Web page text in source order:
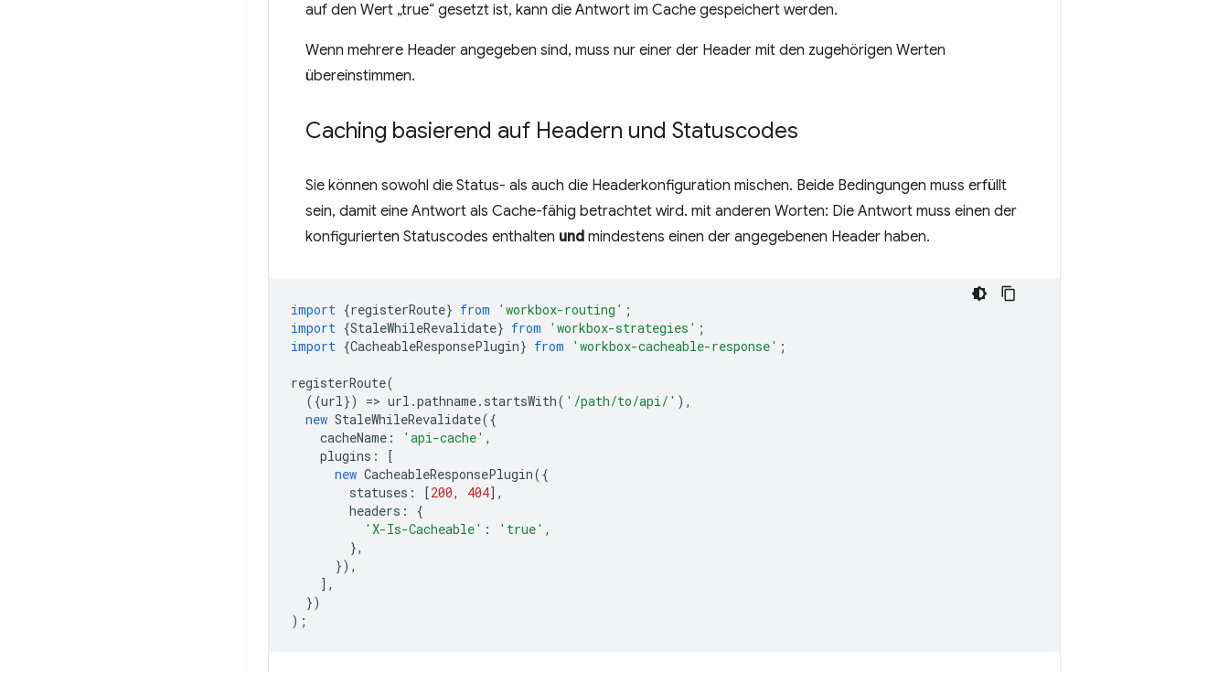
auf den Wert „true“ gesetzt ist, kann die Antwort im Cache gespeichert werden.
Wenn mehrere Header angegeben sind, muss nur einer der Header mit den zugehörigen Werten
übereinstimmen.
Caching basierend auf Headern und Statuscodes
Sie können sowohl die Status- als auch die Headerkonfiguration mischen. Beide Bedingungen muss erfüllt
sein, damit eine Antwort als Cache-fähig betrachtet wird. mit anderen Worten: Die Antwort muss einen der
konfigurierten Statuscodes enthalten und mindestens einen der angegebenen Header haben.
import {registerRoute} from 'workbox-routing' ;
import {StaleWhileRevalidate} from 'workbox-strategies' ;
import {CacheableResponsePlugin} from 'workbox-cacheable-response' ;
registerRoute(
({url}) => url .pathname. startsWith( '/path/to/api/' ),
new StaleWhileRevalidate({
cacheName : 'api-cache' ,
plugins :
[
new CacheableResponsePlugin({
statuses : [200, 404],
headers :
{
'X-Is-Cacheable' : 'true' ,
},
}),
],
})
);